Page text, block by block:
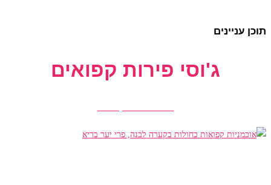
תוכן עניינים
ג'וסי פירות קפואים